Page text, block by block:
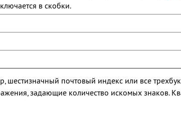
в скобки.
почтовый индекс или все
задающие количество искомых знаков.